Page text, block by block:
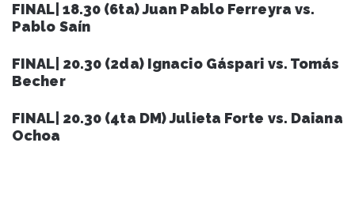
FINAL| 18.30 (6ta) Juan Pablo Ferreyra vs.
Pablo Saín
FINAL| 20.30 (2da) Ignacio Gáspari vs. Tomás
Becher
FINAL| 20.30 (4ta DM) Julieta Forte vs. Daiana
Ochoa